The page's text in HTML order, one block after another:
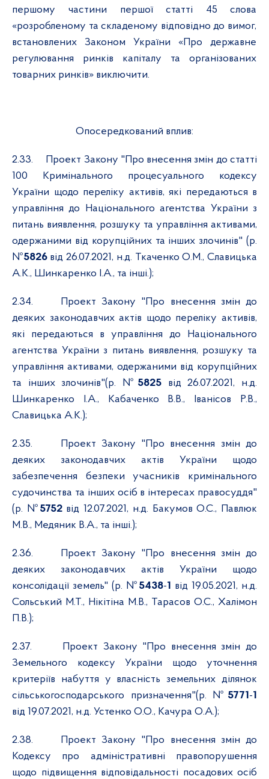
першому частини першої статті 45 слова
«розробленому та складеному відповідно до вимог,
встановлених Законом України «Про державне
регулювання ринків капіталу та організованих
товарних ринків» виключити.
Опосередкований вплив:
2.33.
Проект Закону "Про внесення змін до статті
100 Кримінального процесуального кодексу
України щодо переліку активів, які передаються в
управління до Національного агентства України з
питань виявлення, розшуку та управління активами,
одержаними від корупційних та інших злочинів" (р.
№5826від 26.07.2021, н.д. Ткаченко О.М., Славицька
А.К., Шинкаренко І.А., та інші.);
2.34.
Проект Закону "Про внесення змін до
деяких законодавчих актів щодо переліку активів,
які передаються в управління до Національного
агентства України з питань виявлення, розшуку та
управління активами, одержаними від корупційних
та інших злочинів"(р. № 5825від 26.07.2021, н.д.
Шинкаренко І.А., Кабаченко В.В., Іванісов Р.В.,
Славицька А.К.);
2.35.
Проект Закону "Про внесення змін до
деяких законодавчих актів України щодо
забезпечення безпеки учасників кримінального
судочинства та інших осіб в інтересах правосуддя"
(р. № 5752від 12.07.2021, н.д. Бакумов О.С., Павлюк
М.В., Медяник В.А., та інші.);
2.36.
Проект Закону "Про внесення змін до
деяких законодавчих актів України щодо
консолідації земель" (р. № 5438-1 від 19.05.2021, н.д.
Сольський М.Т., Нікітіна М.В., Тарасов О.С., Халімон
П.В.);
2.37.
Проект Закону "Про внесення змін до
Земельного кодексу України щодо уточнення
критеріїв набуття у власність земельних ділянок
сільськогосподарського призначення"(р. № 5771 -1
від 19.07.2021, н.д. Устенко О.О., Качура О.А.);
2.38.
Проект Закону "Про внесення змін до
Кодексу про адміністративні правопорушення
щодо підвищення відповідальності посадових осіб